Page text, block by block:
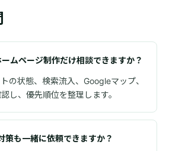
ムページ制作だけ相談できますか？
の状態、検索流入、Googleマップ、
し、優先順位を整理します。
策も一緒に依頼できますか？